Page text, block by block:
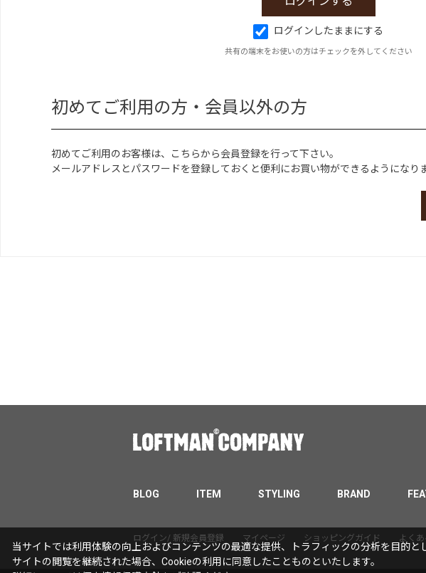
ログインしたままにする
共有の端末をお使いの方はチェックを外してください
初めてご利用の方・会員以外の方
初めてご利用のお客様は、こちらから会員登録を行って下さい。
メールアドレスとパスワードを登録しておくと便利にお買い物ができるようになりま
BLOG ITEM STYLING BRAND
ログイン/ 新規会員登録 マイページ ショッピングガイド よく
当サイトでは利用体験の向上およびコンテンツの最適な提供、トラフィックの分析を目的と
サイトの閲覧を継続された場合、Cookieの利用に同意したことものといたします。